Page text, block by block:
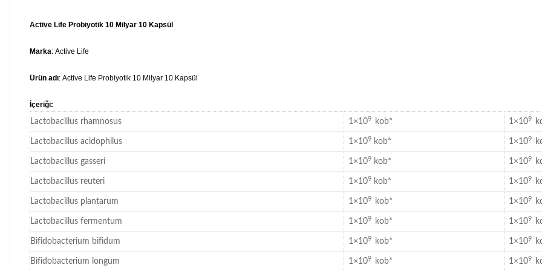
Active Life Probiyotik 10 Milyar 10 Kapsül
Marka: Active Life
Ürün adı: Active Life Probiyotik 10 Milyar 10 Kapsül
İçeriği:
Lactobacillus rhamnosus 1×109 kob* 1×109
Lactobacillus acidophilus 1×109 kob* 1×109
Lactobacillus gasseri 1×109 kob* 1×109
Lactobacillus reuteri 1×109 kob* 1×109
Lactobacillus plantarum 1×109 kob* 1×109
Lactobacillus fermentum 1×109 kob* 1×109
Bifidobacterium bifidum 1×109 kob* 1×109
Bifidobacterium longum 1×109 kob* 1×109